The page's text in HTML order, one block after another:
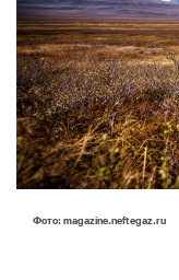
Фото: magazine.neftegaz.ru